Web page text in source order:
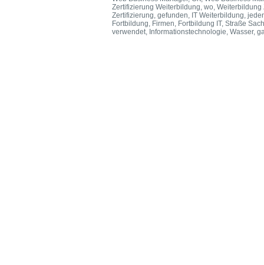
Zertifizierung Weiterbildung, wo,
Zertifizierung, gefunden, IT Weiterbildung,
Fortbildung, Firmen, Fortbildung IT, Straße
verwendet, Informationstechnologie, Wasser,